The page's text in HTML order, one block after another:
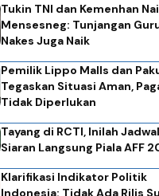
Tukin TNI dan Kemenhan
Mensesneg: Tunjangan
Nakes Juga Naik
Pemilik Lippo Malls dan
Tegaskan Situasi Aman,
Tidak Diperlukan
Tayang di RCTI, Inilah Jadwal
Siaran Langsung Piala AFF
Klarifikasi Indikator Politik
Indonesia: Tidak Ada Rilis